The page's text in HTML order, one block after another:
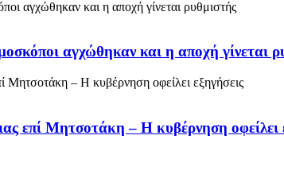
αγχώθηκαν και η αποχή γίνεται
επί Μητσοτάκη – Η κυβέρνηση οφείλει